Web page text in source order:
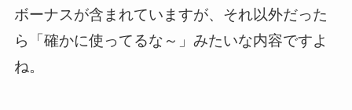
ボーナスが含まれていますが、それ以外だった
ら「確かに使ってるな～」みたいな内容ですよ
ね。